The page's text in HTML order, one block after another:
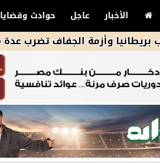
الأخبار عاجل حوادث وقضايا
الجفاف تضرب عدة مناطق